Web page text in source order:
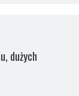
dużych